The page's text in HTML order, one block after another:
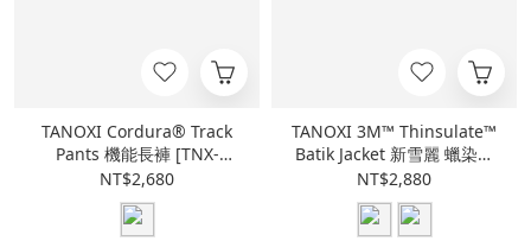
TANOXI Cordura® Track
Pants 機能長褲 [TNX-
BLACK06]
NT$2,680
TANOXI 3M™ Thinsulate™
Batik Jacket 新雪麗 蠟染外
套 [TNX-M65]
NT$2,880